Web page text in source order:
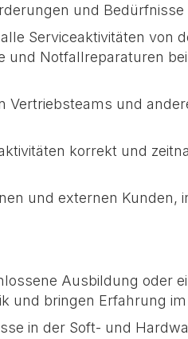
und
Serviceaktivitäten von
und Notfallreparaturen
Vertriebsteams und
korrekt und
und externen Kunden,
Ausbildung oder
und bringen Erfahrung
in der Soft- und